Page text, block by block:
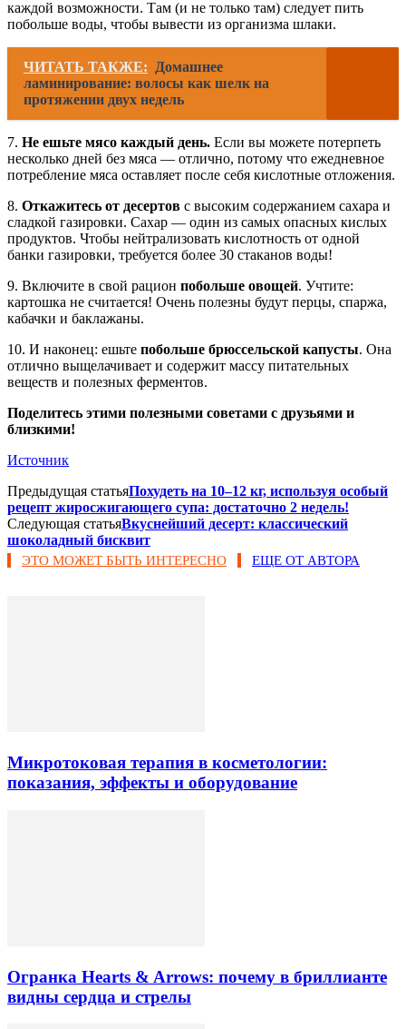
каждой возможности. Там (и не только там) следует пить
побольше воды, чтобы вывести из организма шлаки.
ЧИТАТЬ ТАКЖЕ: Домашнее
ламинирование: волосы как шелк на
протяжении двух недель
7. Не ешьте мясо каждый день. Если вы можете потерпеть
несколько дней без мяса — отлично, потому что ежедневное
потребление мяса оставляет после себя кислотные отложения.
8. Откажитесь от десертов с высоким содержанием сахара и
сладкой газировки. Сахар — один из самых опасных кислых
продуктов. Чтобы нейтрализовать кислотность от одной
банки газировки, требуется более 30 стаканов воды!
9. Включите в свой рацион побольше овощей. Учтите:
картошка не считается! Очень полезны будут перцы, спаржа,
кабачки и баклажаны.
10. И наконец: ешьте побольше брюссельской капусты. Она
отлично выщелачивает и содержит массу питательных
веществ и полезных ферментов.
Поделитесь этими полезными советами с друзьями и
близкими!
Источник
Предыдущая статьяПохудеть на 10–12 кг, используя особый
рецепт жиросжигающего супа: достаточно 2 недель!
Следующая статьяВкуснейший десерт: классический
шоколадный бисквит
ЭТО МОЖЕТ БЫТЬ ИНТЕРЕСНО ЕЩЕ ОТ АВТОРА
Микротоковая терапия в косметологии:
показания, эффекты и оборудование
Огранка Hearts & Arrows: почему в бриллианте
видны сердца и стрелы